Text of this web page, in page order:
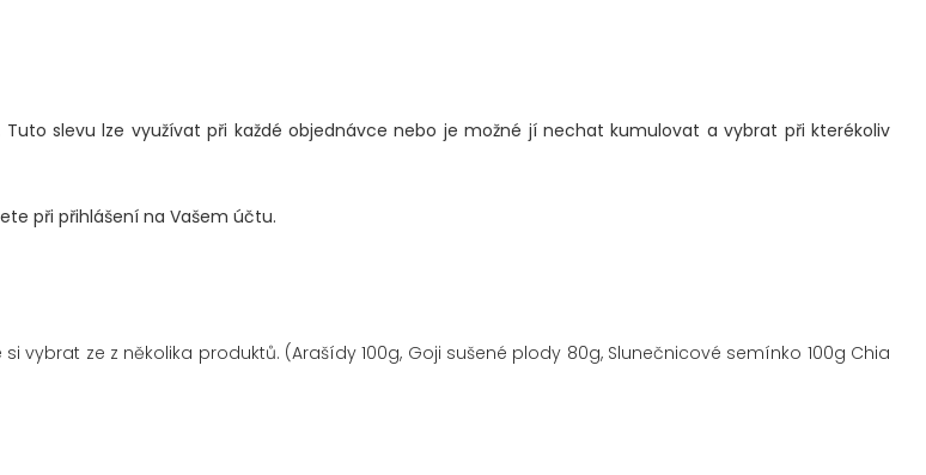
Tuto slevu lze využívat při každé objednávce nebo je možné jí nechat kumulovat a vybrat při kterékoliv
při přihlášení na Vašem účtu.
si vybrat ze z několika produktů. (Arašídy 100g, Goji sušené plody 80g, Slunečnicové semínko 100g Chia